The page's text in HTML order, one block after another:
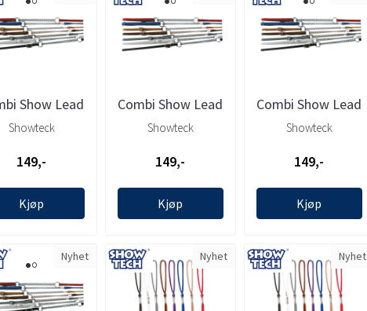
Show Lead
0.7x(20-
Showteck
149,-
Kjøp
Combi Show Lead
(Blue) 0.7x(20-
Showteck
149,-
Kjøp
Combi Show Lead
(Brown) 0.7x(20-
Showteck
149,-
Kjøp
Nyhet Nyhet Nyhet